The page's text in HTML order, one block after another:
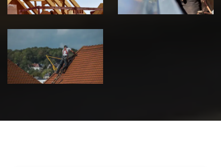
Urgence fuite
de toiture 39
Jura